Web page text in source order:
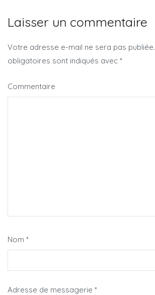
Laisser un commentaire
Votre adresse e-mail ne sera pas publiée.
obligatoires sont indiqués avec *
Commentaire
Nom *
Adresse de messagerie *